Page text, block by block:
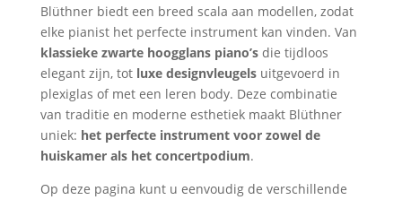
Blüthner biedt een breed scala aan modellen, zodat
elke pianist het perfecte instrument kan vinden. Van
klassieke zwarte hoogglans piano’sdie tijdloos
elegant zijn, tot luxe designvleugelsuitgevoerd in
plexiglas of met een leren body. Deze combinatie
van traditie en moderne esthetiek maakt Blüthner
uniek: het perfecte instrument voor zowel de
huiskamer als het concertpodium.
Op deze pagina kunt u eenvoudig de verschillende